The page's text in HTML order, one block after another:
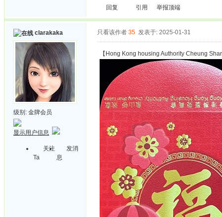
回复 引用 举报顶端
clarakaka
级别: 金牌会员
显示用户信息
关注
Ta
发消
息
只看该作者 35 发表于: 2025-01-31
【Hong Kong housing Authority Cheung